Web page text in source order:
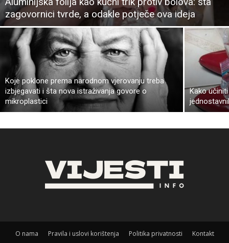
zagovornici tvrde, a odakle potječe ova ideja
Koje poklone prema narodnom vjerovanju treba
izbjegavati i šta nova istraživanja govore o
mikroplastici
Kako
O nama Pravila i uslovi korištenja Politika privatnosti Kontakt